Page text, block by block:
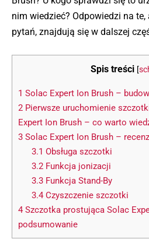
nim wiedzieć? Odpowiedzi na
pytań, znajdują się w dalszej
Spis treści [
1 Solac Expert Ion Brush –
2 Pierwsze uruchomienie
Expert Ion Brush – co warto
3 Solac Expert Ion Brush –
3.1 Obsługa szczotki
3.2Funkcja jonizacji
3.3Funkcja Stand-By
3.4Czyszczenie szczotki
4 Szczotka prostująca Solac
podsumowanie